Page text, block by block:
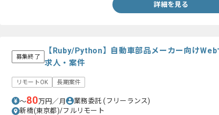
詳細を見る
募集終了
【Ruby/Python】自動車部品メーカー向け
求人・案件
リモートOK 長期案件
〜80万円／月 業務委託(フリーランス)
新橋(東京都)/フルリモート